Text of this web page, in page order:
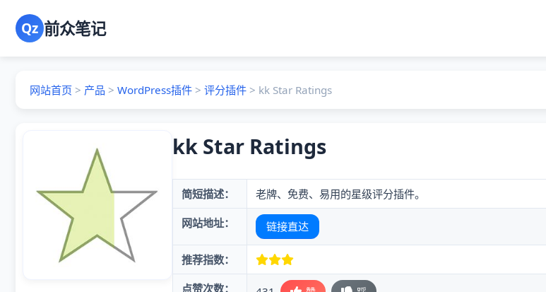
Qz 前众笔记
网站首页 > 产品 > WordPress插件 > 评分插件 > kk Star Ratings
kk Star Ratings
简短描述： 老牌、免费、易用的星级评分插件。
网站地址： 链接直达
推荐指数：
点赞次数：